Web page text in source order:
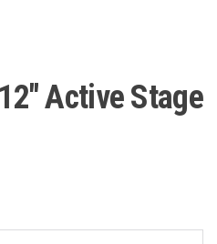
Active Stage